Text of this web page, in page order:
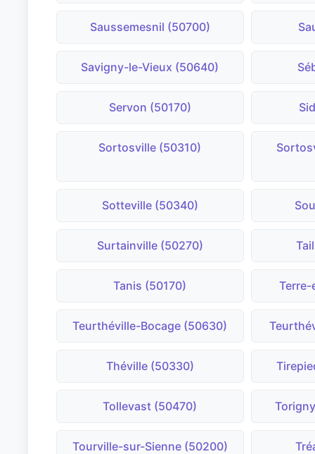
Saussemesnil (50700)
Savigny-le-Vieux (50640)
Servon (50170)
Sortosville (50310)
Sotteville (50340)
Surtainville (50270)
Tanis (50170)
Teurthéville-Bocage (50630)
Théville (50330)
Tollevast (50470)
Tourville-sur-Sienne (50200)